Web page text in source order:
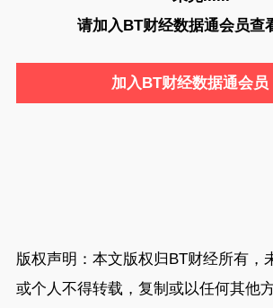
请加入BT财经数据通会员查
加入BT财经数据通会员
版权声明：本文版权归BT财经所有，
或个人不得转载，复制或以任何其他